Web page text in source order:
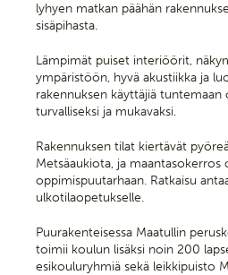
lyhyen matkan päähän
sisäpihasta.
Lämpimät puiset interiöörit,
ympäristöön, hyvä akustiikka ja
rakennuksen käyttäjiä tuntemaan
turvalliseksi ja mukavaksi.
Rakennuksen tilat kiertävät
Metsäaukiota, ja maantasokerros
oppimispuutarhaan. Ratkaisu
ulkotilaopetukselle.
Puurakenteisessa Maatullin
toimii koulun lisäksi noin 200
esikouluryhmiä sekä leikkipuisto